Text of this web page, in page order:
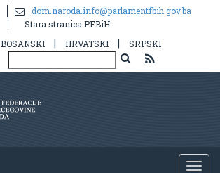
dom.naroda.info@parlamentfbih.gov.ba
Stara stranica PFBiH
BOSANSKI
| HRVATSKI | SRPSKI